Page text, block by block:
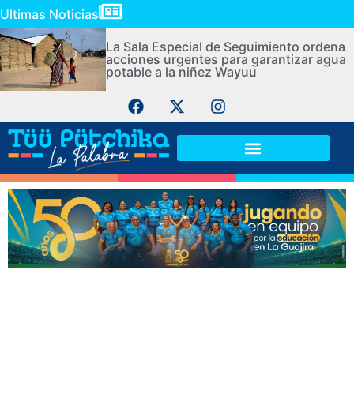
Ultimas Noticias
La Sala Especial de Seguimiento ordena
acciones urgentes para garantizar agua
potable a la niñez Wayuu